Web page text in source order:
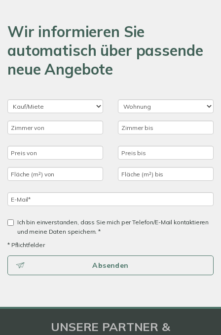
Wir informieren Sie
automatisch über passende
neue Angebote
Ich bin einverstanden, dass Sie mich per Telefon/E-Mail kontaktieren
und meine Daten speichern. *
* Pflichtfelder
Absenden
UNSERE PARTNER &